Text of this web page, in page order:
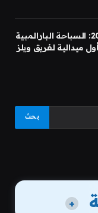
ألعاب الكومنولث 2026: السباحة البارالمبية
ميدالية لفريق ويلز
+